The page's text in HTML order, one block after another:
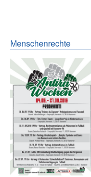
Menschenrechte